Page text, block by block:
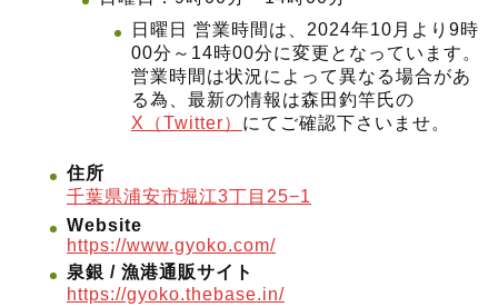
日曜日 営業時間は、2024年10月より9時
00分～14時00分に変更となっています。
営業時間は状況によって異なる場合があ
る為、最新の情報は森田釣竿氏の
X（Twitter） にてご確認下さいませ。
住所
千葉県浦安市堀江3丁目25−1
Website
https://www.gyoko.com/
泉銀 / 漁港通販サイト
https://gyoko.thebase.in/